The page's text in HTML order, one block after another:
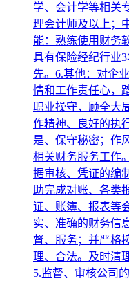
学、会计学等相关
理会计师及以上；
能：熟练使用财务
具有保险经纪行业
先。6.其他：对企
情和工作责任心，
职业操守，顾全大
作精神、良好的执
是、保守秘密；作
相关财务服务工作
据审核、凭证的编
助完成对账、各类
证、账簿、报表等
实、准确的财务信
督、服务；并严格
理、合法。及时清
5.监督、审核公司